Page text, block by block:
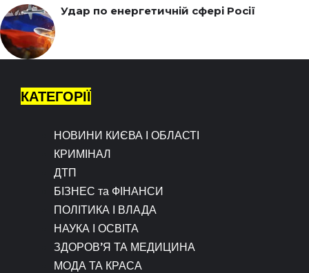
Удар по енергетичній сфері Росії
КАТЕГОРІЇ
НОВИНИ КИЄВА І ОБЛАСТІ
КРИМІНАЛ
ДТП
БІЗНЕС та ФІНАНСИ
ПОЛІТИКА І ВЛАДА
НАУКА І ОСВІТА
ЗДОРОВ’Я ТА МЕДИЦИНА
МОДА ТА КРАСА